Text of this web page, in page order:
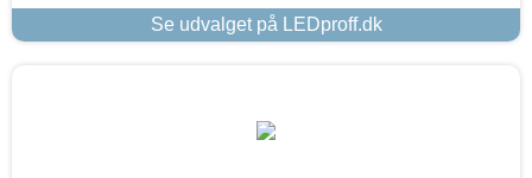
Se udvalget på LEDproff.dk